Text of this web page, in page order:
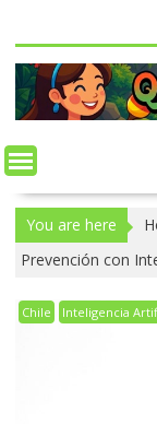
You are here
Prevención con
Chile Inteligencia